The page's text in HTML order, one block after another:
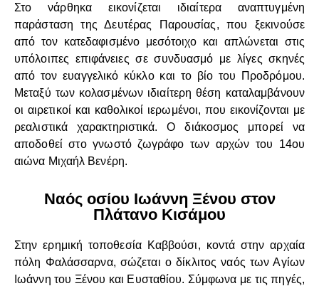
Στο νάρθηκα εικονίζεται ιδιαίτερα αναπτυγμένη
παράσταση της Δευτέρας Παρουσίας, που ξεκινούσε
από τον κατεδαφισμένο μεσότοιχο και απλώνεται στις
υπόλοιπες επιφάνειες σε συνδυασμό με λίγες σκηνές
από τον ευαγγελικό κύκλο και το βίο του Προδρόμου.
Μεταξύ των κολασμένων ιδιαίτερη θέση καταλαμβάνουν
οι αιρετικοί και καθολικοί ιερωμένοι, που εικονίζονται με
ρεαλιστικά χαρακτηριστικά. Ο διάκοσμος μπορεί να
αποδοθεί στο γνωστό ζωγράφο των αρχών του 14ου
αιώνα Μιχαήλ Βενέρη.
Ναός οσίου Ιωάννη Ξένου στον
Πλάτανο Κισάμου
Στην ερημική τοποθεσία Καββούσι, κοντά στην αρχαία
πόλη Φαλάσσαρνα, σώζεται ο δίκλιτος ναός των Αγίων
Ιωάννη του Ξένου και Ευσταθίου. Σύμφωνα με τις πηγές,